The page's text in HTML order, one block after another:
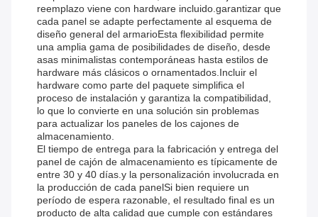
reemplazo viene con hardware incluido.garantizar que
cada panel se adapte perfectamente al esquema de
diseño general del armarioEsta flexibilidad permite
una amplia gama de posibilidades de diseño, desde
asas minimalistas contemporáneas hasta estilos de
hardware más clásicos o ornamentados.Incluir el
hardware como parte del paquete simplifica el
proceso de instalación y garantiza la compatibilidad,
lo que lo convierte en una solución sin problemas
para actualizar los paneles de los cajones de
almacenamiento.
El tiempo de entrega para la fabricación y entrega del
panel de cajón de almacenamiento es típicamente de
entre 30 y 40 días.y la personalización involucrada en
la producción de cada panelSi bien requiere un
período de espera razonable, el resultado final es un
producto de alta calidad que cumple con estándares